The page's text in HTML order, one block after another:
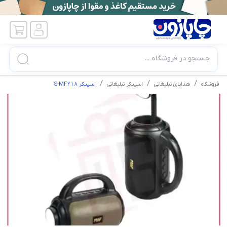
جستجو در فروشگاه ...
فروشگاه هدایای تبلیغاتی اسپیکر تبلیغاتی اسپیکر S-MF218